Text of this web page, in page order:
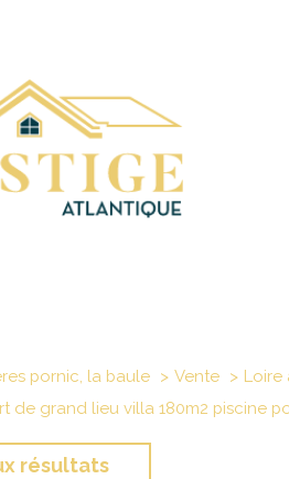
pornic, la baule Vente Loire
de grand lieu villa 180m2 piscine
résultats